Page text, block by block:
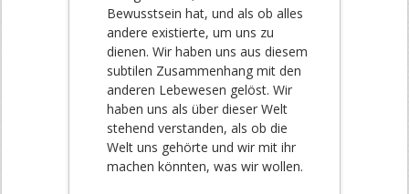
Bewusstsein hat, und als ob alles
andere existierte, um uns zu
dienen. Wir haben uns aus diesem
subtilen Zusammenhang mit den
anderen Lebewesen gelöst. Wir
haben uns als über dieser Welt
stehend verstanden, als ob die
Welt uns gehörte und wir mit ihr
machen könnten, was wir wollen.